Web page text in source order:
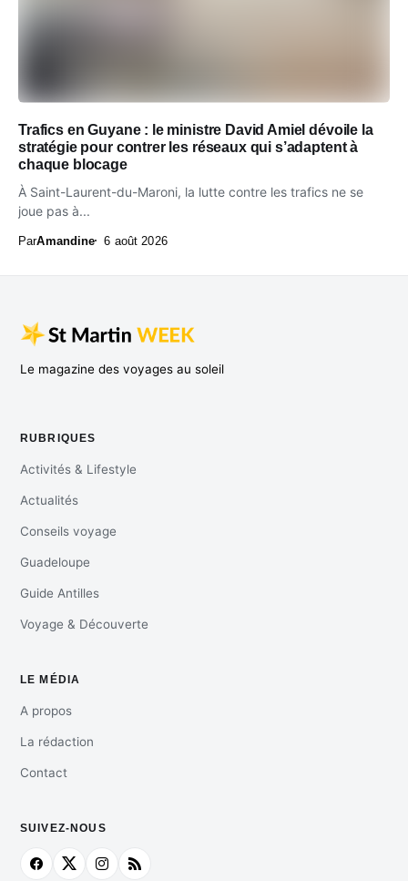
Trafics en Guyane : le ministre David Amiel dévoile la
stratégie pour contrer les réseaux qui s’adaptent à
chaque blocage
À Saint-Laurent-du-Maroni, la lutte contre les trafics ne se
joue pas à...
ParAmandine 6 août 2026
Le magazine des voyages au soleil
RUBRIQUES
Activités & Lifestyle
Actualités
Conseils voyage
Guadeloupe
Guide Antilles
Voyage & Découverte
LE MÉDIA
A propos
La rédaction
Contact
SUIVEZ-NOUS